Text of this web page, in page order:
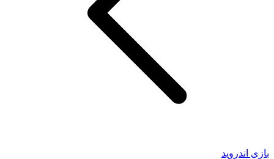
بازی اندروید